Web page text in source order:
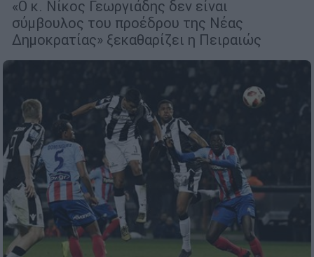
«Ο κ. Νίκος Γεωργιάδης δεν είναι
σύμβουλος του προέδρου της Νέας
Δημοκρατίας» ξεκαθαρίζει η Πειραιώς